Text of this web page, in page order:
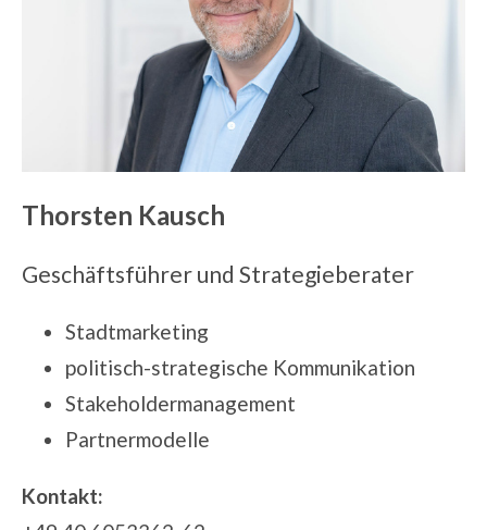
Thorsten Kausch
Geschäftsführer und Strategieberater
Stadtmarketing
politisch-strategische Kommunikation
Stakeholdermanagement
Partnermodelle
Kontakt: